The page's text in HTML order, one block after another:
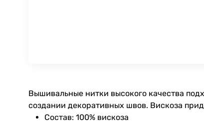
Вышивальные нитки высокого качества
создании декоративных швов. Вискоза
Состав: 100% вискоза